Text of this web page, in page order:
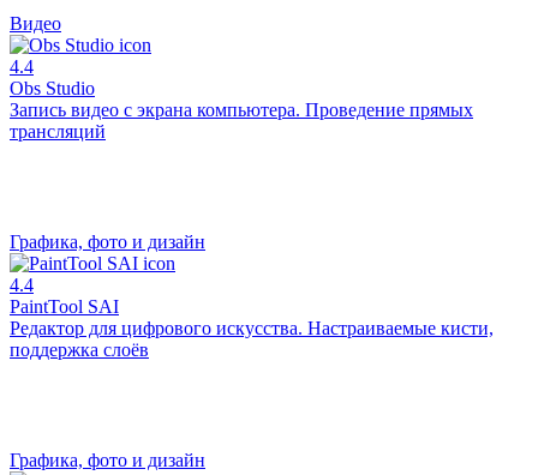
Видео
4.4
Obs Studio
Запись видео с экрана компьютера. Проведение прямых
трансляций
Графика, фото и дизайн
4.4
PaintTool SAI
Редактор для цифрового искусства. Настраиваемые кисти,
поддержка слоёв
Графика, фото и дизайн